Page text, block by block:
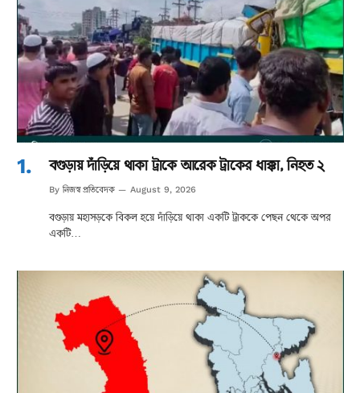
বগুড়ায় দাঁড়িয়ে থাকা ট্রাকে আরেক ট্রাকের ধাক্কা, নিহত ২
By নিজস্ব প্রতিবেদক August 9, 2026
বগুড়ায় মহাসড়কে বিকল হয়ে দাঁড়িয়ে থাকা একটি ট্রাককে পেছন থেকে অপর
একটি…